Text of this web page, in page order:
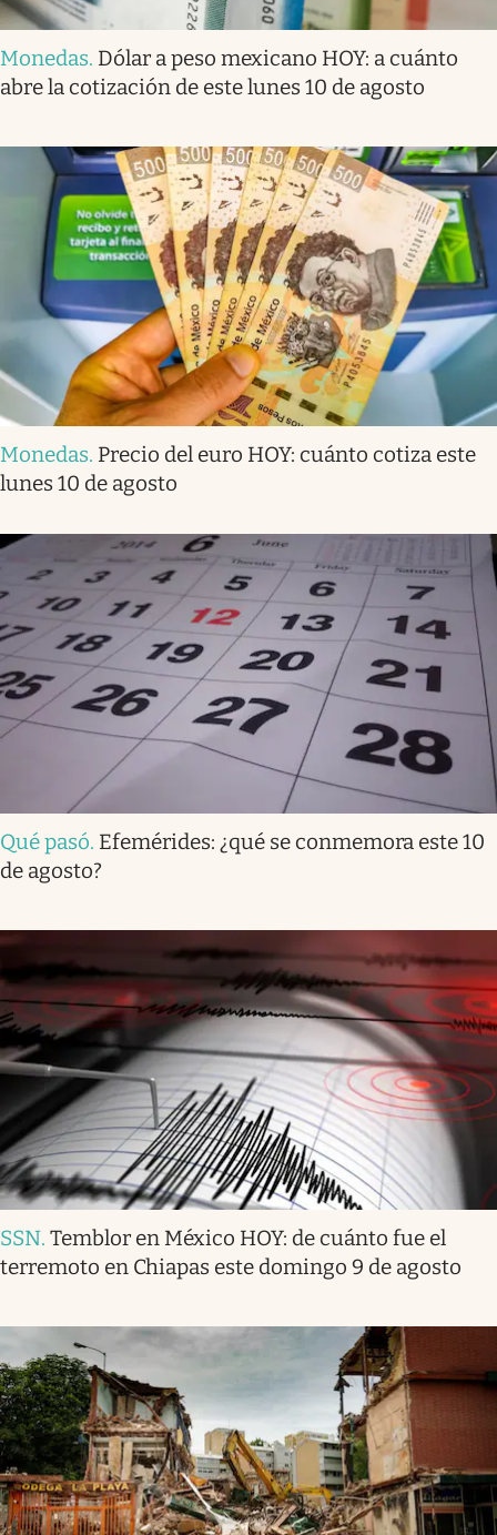
Monedas. Dólar a peso mexicano HOY: a cuánto
abre la cotización de este lunes 10 de agosto
Monedas. Precio del euro HOY: cuánto cotiza este
lunes 10 de agosto
Qué pasó. Efemérides: ¿qué se conmemora este 10
de agosto?
SSN. Temblor en México HOY: de cuánto fue el
terremoto en Chiapas este domingo 9 de agosto